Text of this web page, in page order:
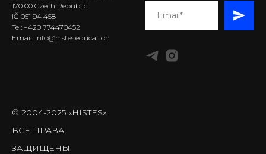
170 00 Czech Republic
IČ 051 94 458
Tel: +420 774470452
Email: info@histes.education
© 2004-2025 «HISTES».
ВСЕ ПРАВА
ЗАЩИЩЕНЫ.